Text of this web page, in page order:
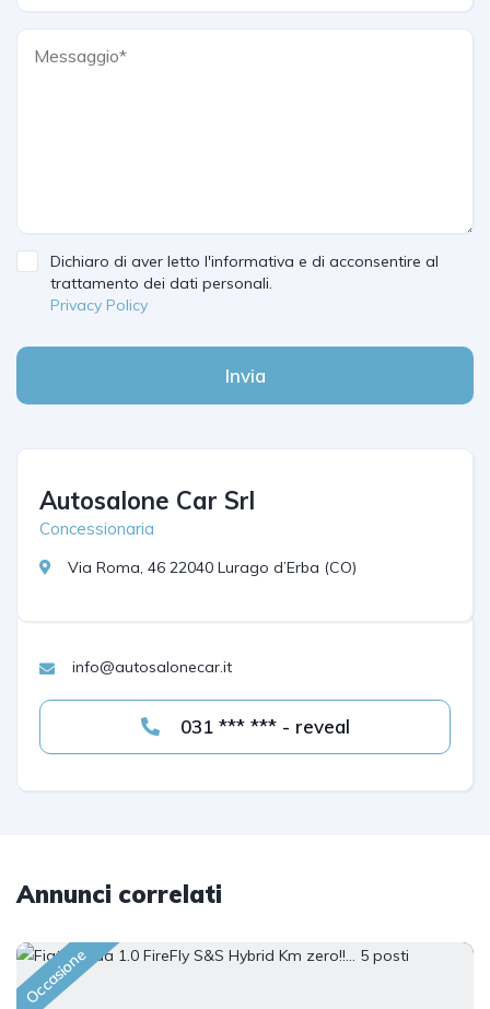
Dichiaro di aver letto l'informativa e di acconsentire al
trattamento dei dati personali.
Privacy Policy
Invia
Autosalone Car Srl
Concessionaria
Via Roma, 46 22040 Lurago d’Erba (CO)
info@autosalonecar.it
031 *** *** - reveal
Annunci correlati
Occasione